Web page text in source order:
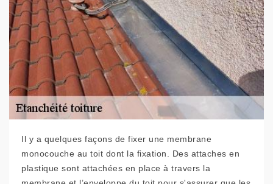
Il y a quelques façons de fixer une membrane
monocouche au toit dont la fixation. Des attaches en
plastique sont attachées en place à travers la